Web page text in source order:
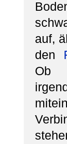
auf,
den
Ob